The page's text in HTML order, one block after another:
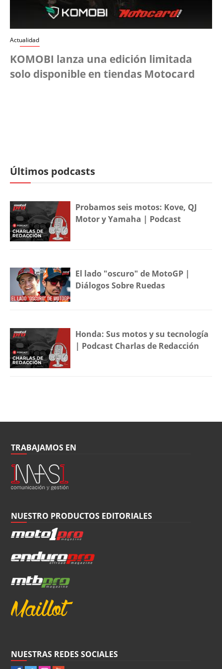
Actualidad
KOMOBI lanza una edición limitada
solo disponible en tiendas Motocard
Últimos podcasts
Probamos seis motos: Kove, QJ
Motor y Yamaha | Podcast
El lado "oscuro" de MotoGP |
Diálogos Sobre Ruedas
Honda: Sus motos y su tecnología
| Podcast Charlas de Redacción
TRABAJAMOS EN
NUESTRO PRODUCTOS EDITORIALES
NUESTRAS REDES SOCIALES